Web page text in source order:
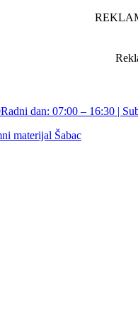
Radni dan: 07:00 – 16:30 |